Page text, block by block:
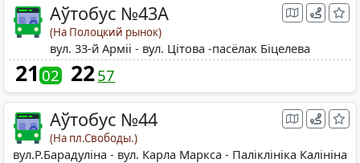
Аўтобус №43A
(На Полоцкий рынок)
вул. 33-й Арміі - вул. Цітова -пасёлак Біцелева
21 02 2257
Аўтобус №44
(На пл.Свободы.)
вул.Р.Барадуліна - вул. Карла Маркса - Паліклініка Калініна